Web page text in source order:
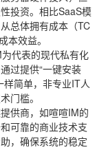
投资。相比SaaS模
总体拥有成本（TC
本效益。
代表的现代私有化
过提供“一键安装
简单，非专业IT人
门槛。
供商，如喧喧IM的
可靠的商业技术支
，确保系统的稳定